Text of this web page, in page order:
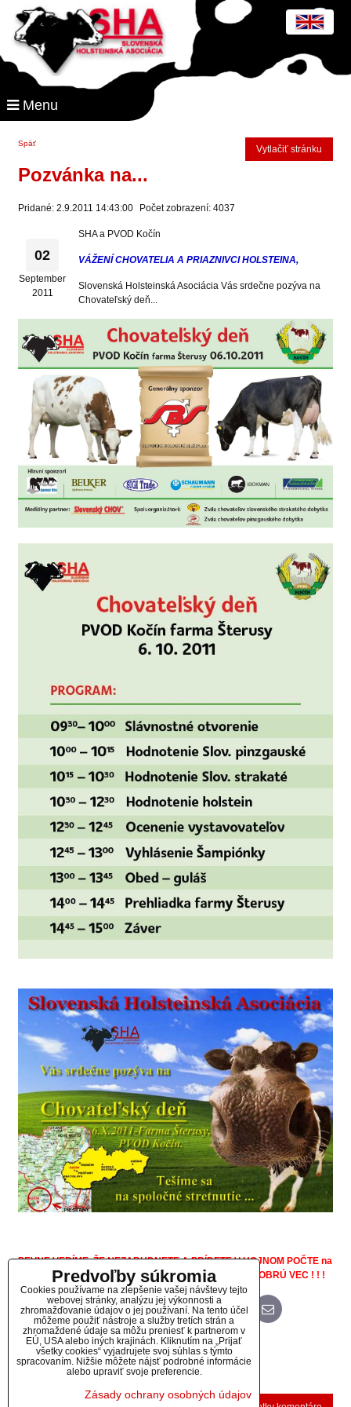
Menu
Späť
Vytlačiť stránku
Pozvánka na...
Pridané: 2.9.2011 14:43:00 Počet zobrazení: 4037
02
September
2011
SHA a PVOD Kočín
VÁŽENÍ CHOVATELIA A PRIAZNIVCI HOLSTEINA,
Slovenská Holsteinská Asociácia Vás srdečne pozýva na
Chovateľský deň...
PEVNE VERÍME, ŽE NEZABUDNETE A PRÍDETE V HOJNOM POČTE na
farmu Šterusy - PVOD KOČÍN 6. októbra a podporíte DOBRÚ VEC ! ! !
FacebookTwitter Bluesky PinterestReddit LinkedIn WhatsAppE-
mail
Diskusia
(0 komentárov)
Predvoľby súkromia
Cookies používame na zlepšenie vašej návštevy tejto
webovej stránky, analýzu jej výkonnosti a
zhromažďovanie údajov o jej používaní. Na tento účel
môžeme použiť nástroje a služby tretích strán a
zhromaždené údaje sa môžu preniesť k partnerom v
EÚ, USA alebo iných krajinách. Kliknutím na „Prijať
všetky cookies“ vyjadrujete svoj súhlas s týmto
spracovaním. Nižšie môžete nájsť podrobné informácie
alebo upraviť svoje preferencie.
Zásady ochrany osobných údajov